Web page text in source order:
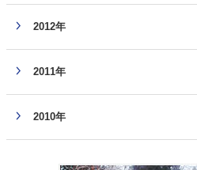
2012年
2011年
2010年